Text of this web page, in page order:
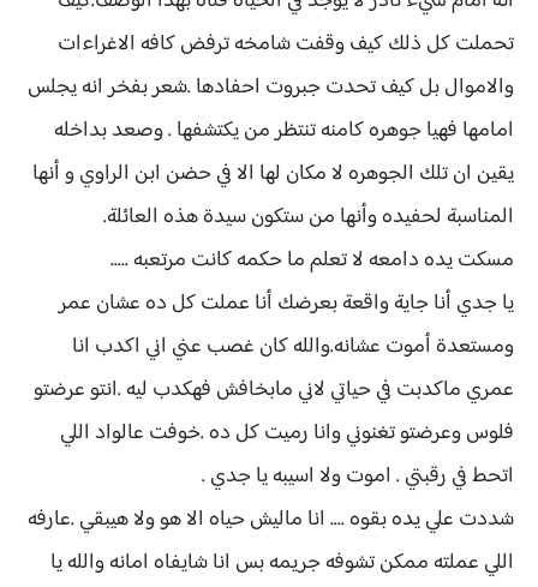
تحملت كل ذلك كيف وقفت شامخه ترفض كافه الاغراءات
والاموال بل كيف تحدت جبروت احفادها .شعر بفخر انه يجلس
امامها فهيا جوهره كامنه تنتظر من يكتشفها . وصعد بداخله
يقين ان تلك الجوهره لا مكان لها الا في حضن ابن الراوي و أنها
المناسبة لحفيده وأنها من ستكون سيدة هذه العائلة.
مسكت يده دامعه لا تعلم ما حكمه كانت مرتعبه .....
يا جدي أنا جاية واقعة بعرضك أنا عملت كل ده عشان عمر
ومستعدة أموت عشانه.والله كان غصب عني اني اكدب انا
عمري ماكدبت في حياتي لاني مابخافش فهكدب ليه .انتو عرضتو
فلوس وعرضتو تغنوني وانا رميت كل ده .خوفت عالواد اللي
اتحط في رقبتي . اموت ولا اسيبه يا جدي .
شددت علي يده بقوه .... انا ماليش حياه الا هو ولا هيبقي .عارفه
اللي عملته ممكن تشوفه جريمه بس انا شايفاه امانه والله يا